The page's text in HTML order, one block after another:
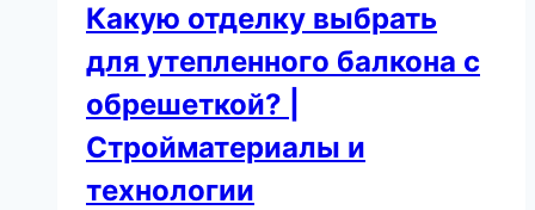
Какую отделку выбрать
для утепленного балкона с
обрешеткой? |
Стройматериалы и
технологии